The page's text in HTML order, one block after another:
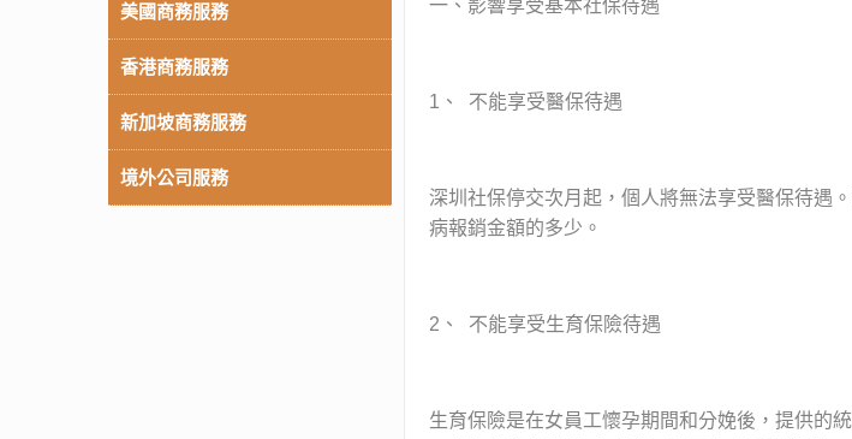
一、影響享受基本社保待遇
1、 不能享受醫保待遇
深圳社保停交次月起，個人將無法享受醫保待遇
病報銷金額的多少。
2、 不能享受生育保險待遇
生育保險是在女員工懷孕期間和分娩後，提供的
美國商務服務
香港商務服務
新加坡商務服務
境外公司服務